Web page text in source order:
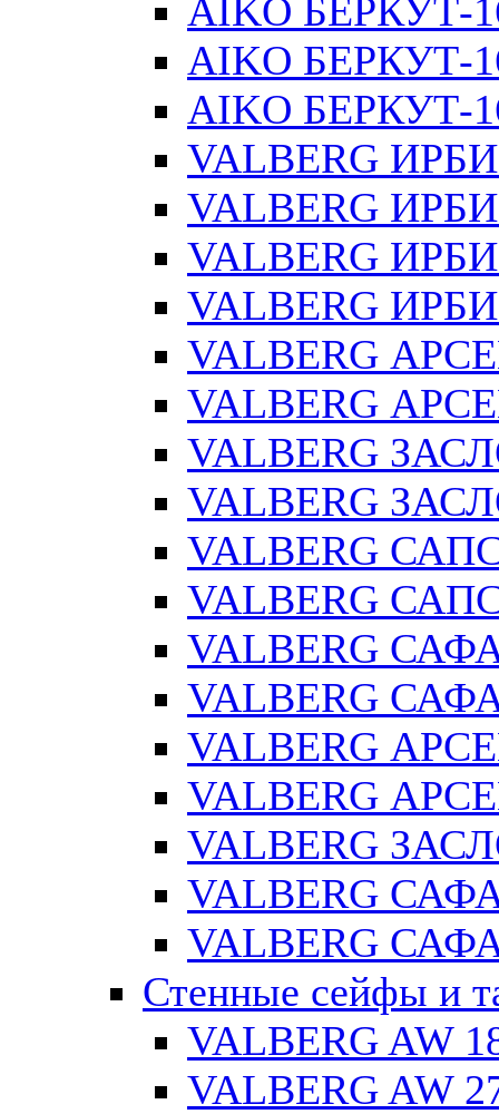
AIKO БЕРКУТ-
AIKO БЕРКУТ-
AIKO БЕРКУТ-
VALBERG
VALBERG
VALBERG
VALBERG
VALBERG
VALBERG
VALBERG
VALBERG
VALBERG
VALBERG
VALBERG
VALBERG
VALBERG
VALBERG
VALBERG
VALBERG
VALBERG
Стенные сейфы и
VALBERG AW
VALBERG AW